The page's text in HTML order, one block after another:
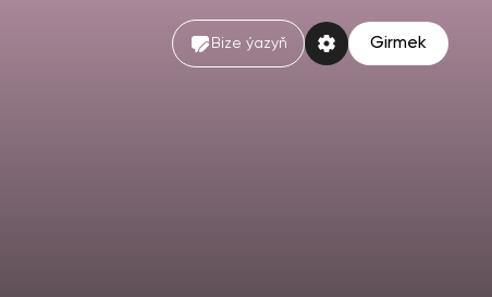
Bize ýazyň Girmek